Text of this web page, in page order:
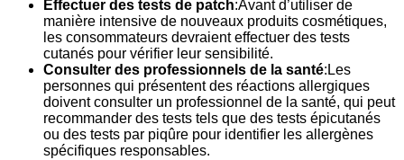
Effectuer des tests de patch:Avant d’utiliser de
manière intensive de nouveaux produits cosmétiques,
les consommateurs devraient effectuer des tests
cutanés pour vérifier leur sensibilité.
Consulter des professionnels de la santé:Les
personnes qui présentent des réactions allergiques
doivent consulter un professionnel de la santé, qui peut
recommander des tests tels que des tests épicutanés
ou des tests par piqûre pour identifier les allergènes
spécifiques responsables.